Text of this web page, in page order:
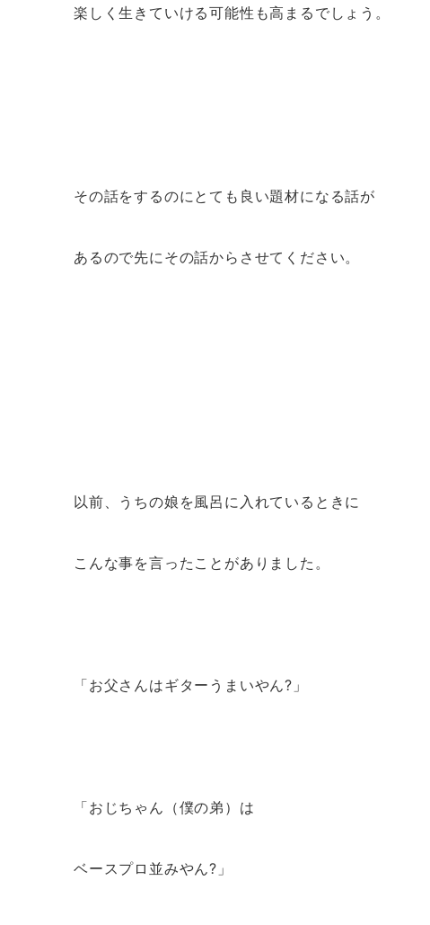
楽しく生きていける可能性も高まるでしょう。
その話をするのにとても良い題材になる話が
あるので先にその話からさせてください。
以前、うちの娘を風呂に入れているときに
こんな事を言ったことがありました。
「お父さんはギターうまいやん?」
「おじちゃん（僕の弟）は
ベースプロ並みやん?」